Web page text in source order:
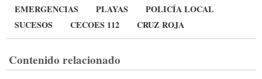
EMERGENCIAS
PLAYAS
POLICÍA LOCAL
SUCESOS
CECOES 112 CRUZ ROJA
Contenido relacionado